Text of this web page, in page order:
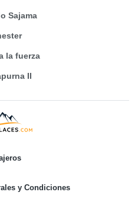
Sajama
la fuerza
II
y Condiciones